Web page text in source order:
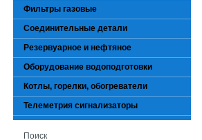
Фильтры газовые
Соединительные детали
Резервуарное и нефтяное
Оборудование водоподготовки
Котлы, горелки, обогреватели
Телеметрия сигнализаторы
Поиск